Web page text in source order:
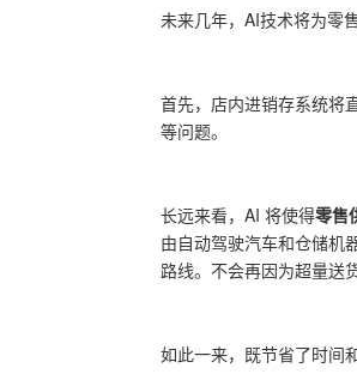
未来几年，AI技术将为零
首先， 店内进销存系统将
等问题。
长远来看，AI 将使得零售
由自动驾驶汽车和仓储机
路线。 不会再因为超量送
如此一来，既节省了时间